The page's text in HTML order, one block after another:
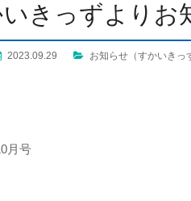
きっずよりお
2023.09.29 お知らせ（すかいきっ
月号